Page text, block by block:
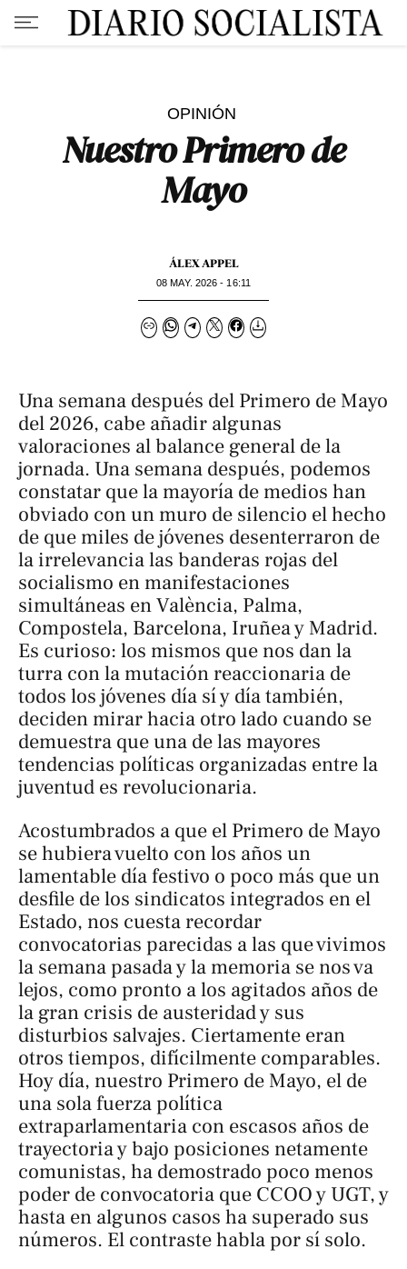
OPINIÓN
Nuestro Primero de
Mayo
ÁLEX APPEL
08 MAY. 2026 - 16:11
Una semana después del Primero de Mayo
del 2026, cabe añadir algunas
valoraciones al balance general de la
jornada. Una semana después, podemos
constatar que la mayoría de medios han
obviado con un muro de silencio el hecho
de que miles de jóvenes desenterraron de
la irrelevancia las banderas rojas del
socialismo en manifestaciones
simultáneas en València, Palma,
Compostela, Barcelona, Iruñea y Madrid.
Es curioso: los mismos que nos dan la
turra con la mutación reaccionaria de
todos los jóvenes día sí y día también,
deciden mirar hacia otro lado cuando se
demuestra que una de las mayores
tendencias políticas organizadas entre la
juventud es revolucionaria.
Acostumbrados a que el Primero de Mayo
se hubiera vuelto con los años un
lamentable día festivo o poco más que un
desfile de los sindicatos integrados en el
Estado, nos cuesta recordar
convocatorias parecidas a las que vivimos
la semana pasada y la memoria se nos va
lejos, como pronto a los agitados años de
la gran crisis de austeridad y sus
disturbios salvajes. Ciertamente eran
otros tiempos, difícilmente comparables.
Hoy día, nuestro Primero de Mayo, el de
una sola fuerza política
extraparlamentaria con escasos años de
trayectoria y bajo posiciones netamente
comunistas, ha demostrado poco menos
poder de convocatoria que CCOO y UGT, y
hasta en algunos casos ha superado sus
números. El contraste habla por sí solo.